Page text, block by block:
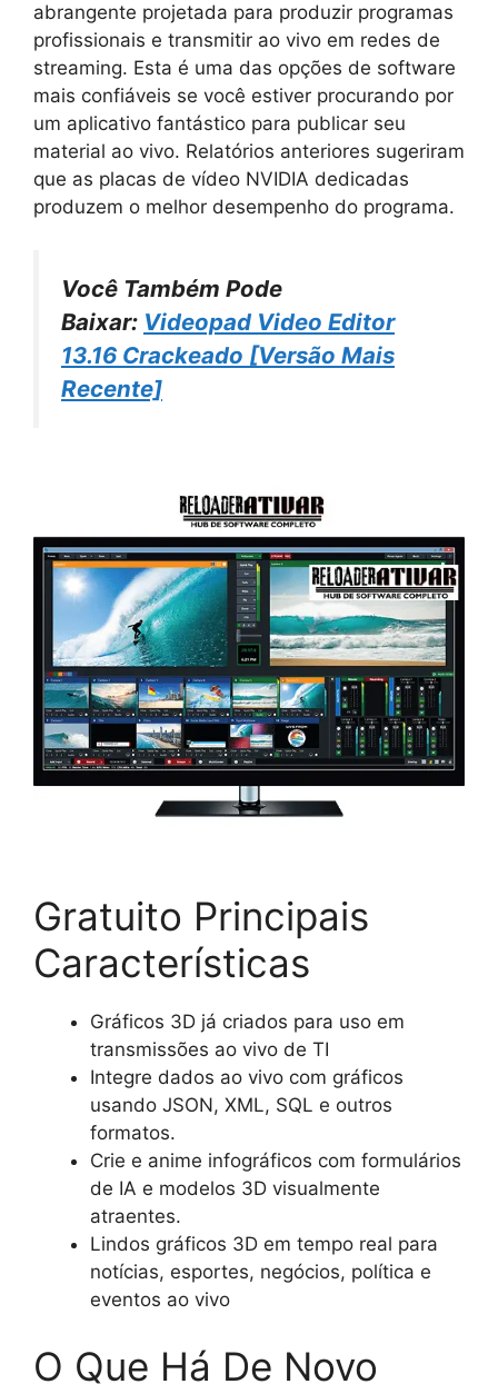
abrangente projetada para produzir programas
profissionais e transmitir ao vivo em redes de
streaming. Esta é uma das opções de software
mais confiáveis se você estiver procurando por
um aplicativo fantástico para publicar seu
material ao vivo. Relatórios anteriores sugeriram
que as placas de vídeo NVIDIA dedicadas
produzem o melhor desempenho do programa.
Você Também Pode
Baixar: Videopad Video Editor
13.16 Crackeado [Versão Mais
Recente]
Gratuito Principais
Características
Gráficos 3D já criados para uso em
transmissões ao vivo de TI
Integre dados ao vivo com gráficos
usando JSON, XML, SQL e outros
formatos.
Crie e anime infográficos com formulários
de IA e modelos 3D visualmente
atraentes.
Lindos gráficos 3D em tempo real para
notícias, esportes, negócios, política e
eventos ao vivo
O Que Há De Novo